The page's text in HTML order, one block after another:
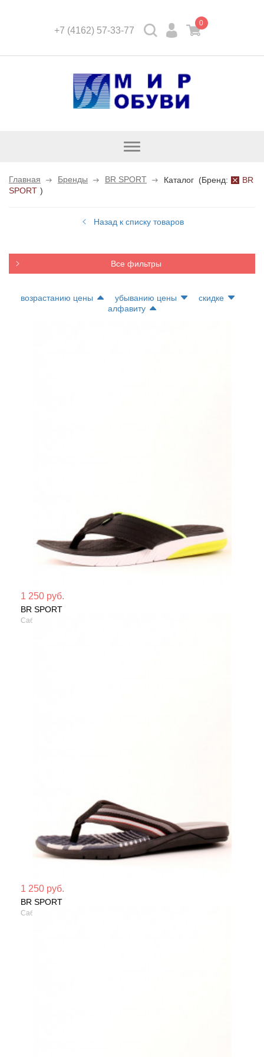
+7 (4162) 57-33-77
0
Открыть
Главная Бренды BR SPORT Каталог (Бренд:
BR
SPORT )
Назад к списку товаров
Все фильтры
возрастанию цены убыванию цены
скидке
алфавиту
1 250 руб.
BR SPORT
Сабо
1 250 руб.
BR SPORT
Сабо